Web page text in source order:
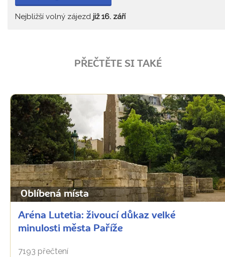
Nejbližší volný zájezd již 16. září
PŘEČTĚTE SI TAKÉ
Oblíbená místa
Aréna Lutetia: živoucí důkaz velké
minulosti města Paříže
7193 přečtení